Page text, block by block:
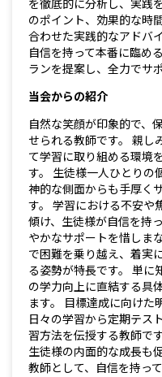
を徹底的に分析し、実践
のポイント、効果的な時
合わせた実践的なアドバ
自信を持って本番に臨め
ランを提案し、全力でサ
当会からの紹介
自然な笑顔が印象的で、
せられる教師です。 親し
て学習に取り組める環境
す。 生徒様一人ひとりの
神的な側面からも手厚く
す。 学習における不安や
傾け、生徒様が自信を持
やかなサポートを惜しま
で困難を乗り越え、着実
る姿勢が特長です。 単に
の学力向上に直結する具
ます。 目標達成に向けた
日々の学習から定期テス
習方法を伝授する教師で
生徒様の内面的な成長も
教師として、自信を持っ